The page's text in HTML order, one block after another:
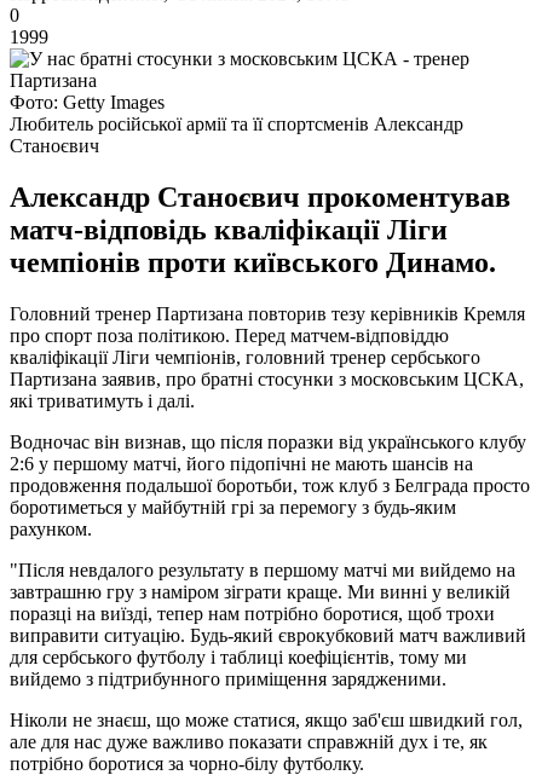
0
1999
Фото: Getty Images
Любитель російської армії та її спортсменів Александр
Станоєвич
Александр Станоєвич прокоментував
матч-відповідь кваліфікації Ліги
чемпіонів проти київського Динамо.
Головний тренер Партизана повторив тезу керівників Кремля
про спорт поза політикою. Перед матчем-відповіддю
кваліфікації Ліги чемпіонів, головний тренер сербського
Партизана заявив, про братні стосунки з московським ЦСКА,
які триватимуть і далі.
Водночас він визнав, що після поразки від українського клубу
2:6 у першому матчі, його підопічні не мають шансів на
продовження подальшої боротьби, тож клуб з Белграда просто
боротиметься у майбутній грі за перемогу з будь-яким
рахунком.
"Після невдалого результату в першому матчі ми вийдемо на
завтрашню гру з наміром зіграти краще. Ми винні у великій
поразці на виїзді, тепер нам потрібно боротися, щоб трохи
виправити ситуацію. Будь-який єврокубковий матч важливий
для сербського футболу і таблиці коефіцієнтів, тому ми
вийдемо з підтрибунного приміщення зарядженими.
Ніколи не знаєш, що може статися, якщо заб'єш швидкий гол,
але для нас дуже важливо показати справжній дух і те, як
потрібно боротися за чорно-білу футболку.